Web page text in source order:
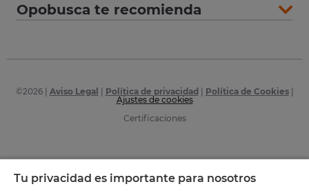
Opobusca te recomienda
©2026| Aviso Legal Política de privacidad Política de Cookies|
Ajustes de cookies
Certificaciones
Tu privacidad es importante para nosotros